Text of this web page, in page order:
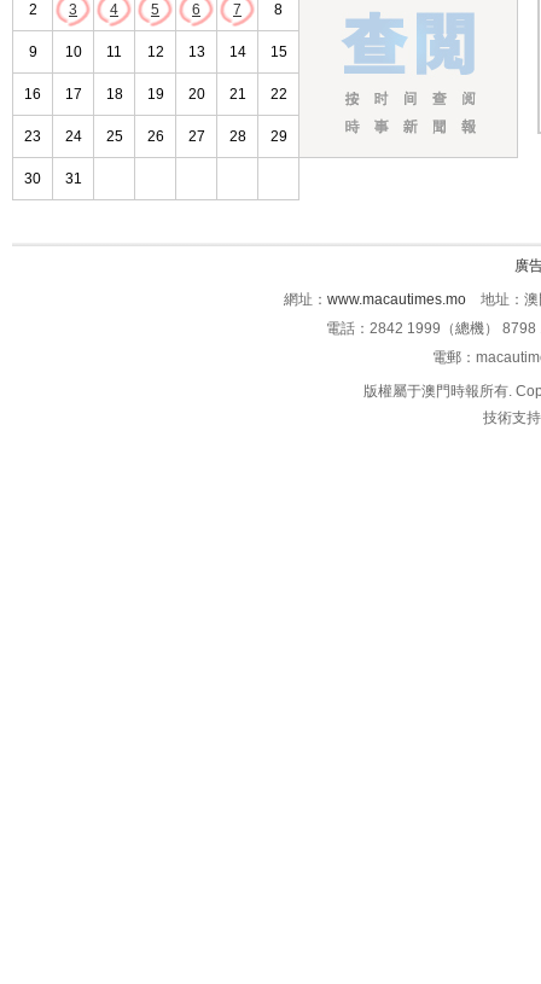
2 3 4 5 6 7 8
9 10 11 12 13 14 15
16 17 18 19 20 21 22
23 24 25 26 27 28 29
30 31
廣
網址： www.macautimes.mo 地址：澳
電話：2842 1999（總機）
電郵：
版權屬于澳門時報所有.
技術支